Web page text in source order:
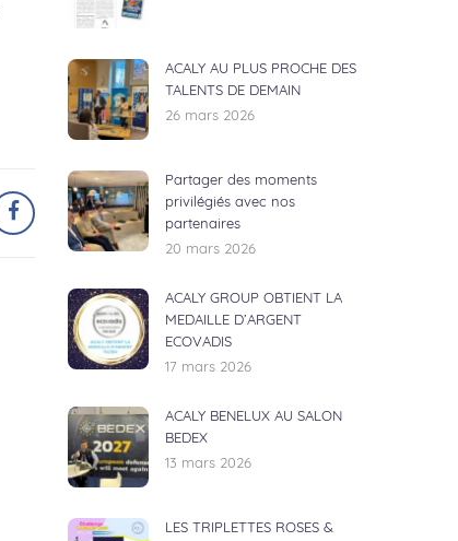
ACALY AU PLUS PROCHE DES
TALENTS DE DEMAIN
26 mars 2026
Partager des moments
privilégiés avec nos
partenaires
20 mars 2026
ACALY GROUP OBTIENT LA
MEDAILLE D’ARGENT
ECOVADIS
17 mars 2026
ACALY BENELUX AU SALON
BEDEX
13 mars 2026
LES TRIPLETTES ROSES &